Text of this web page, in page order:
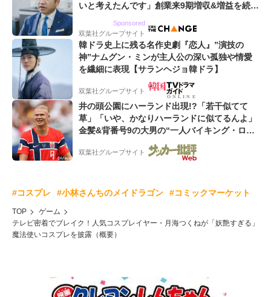
いと考えたんです」創業来9期増収&増益を続け
Sponsored
双葉社グループサイト
韓ドラ史上に残る名作史劇『恋人』”演技の
神”ナムグン・ミンが主人公の深い孤独や情愛
を繊細に表現【サランヘジョ韓ドラ】
双葉社グループサイト
井の頭公園にハーランド出現!?「若干似てて
草」「いや、かなりハーランドに似てるんよ」
金髪&背番号9の大男の“一人バイキング・ロ
ー”映像が話題!「元気をもらった」
双葉社グループサイト
#コスプレ #小林さんちのメイドラゴン #コミックマーケット
TOP
ゲーム
テレビ密着でブレイク！人気コスプレイヤー・月海つくねが「妖艶すぎる」
魔法使いコスプレを披露（概要）